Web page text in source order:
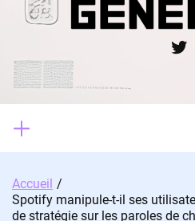
Accueil
Spotify manipule-t-il ses
de stratégie sur les paroles de